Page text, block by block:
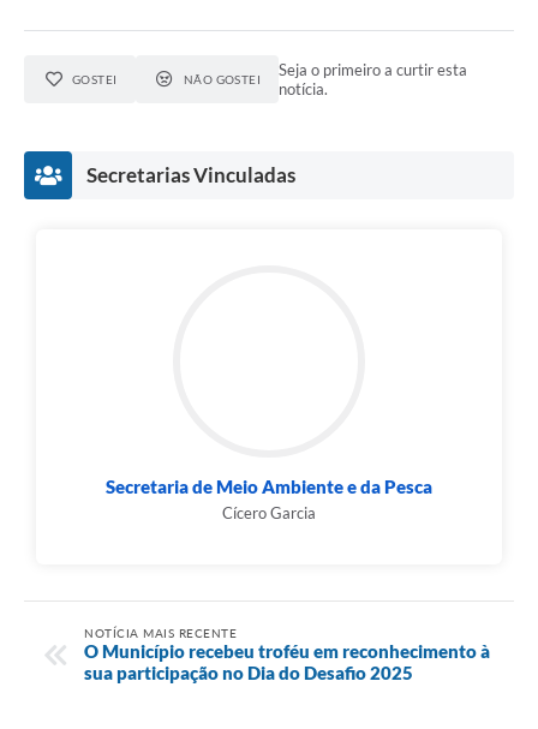
GOSTEI NÃO GOSTEI
Seja o primeiro a curtir esta
notícia.
Secretarias Vinculadas
Secretaria de Meio Ambiente e da Pesca
Cícero Garcia
NOTÍCIA MAIS RECENTE
O Município recebeu troféu em reconhecimento à
sua participação no Dia do Desafio 2025